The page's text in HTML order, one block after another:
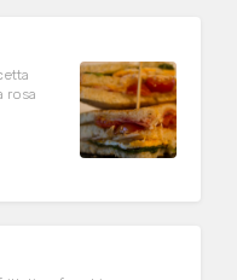
rosa